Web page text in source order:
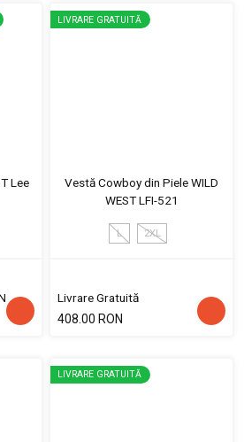
Lee
LIVRARE GRATUITĂ
Vestă Cowboy din Piele WILD
WEST LFI-521
L 2XL
Livrare Gratuită
408.00 RON
LIVRARE GRATUITĂ